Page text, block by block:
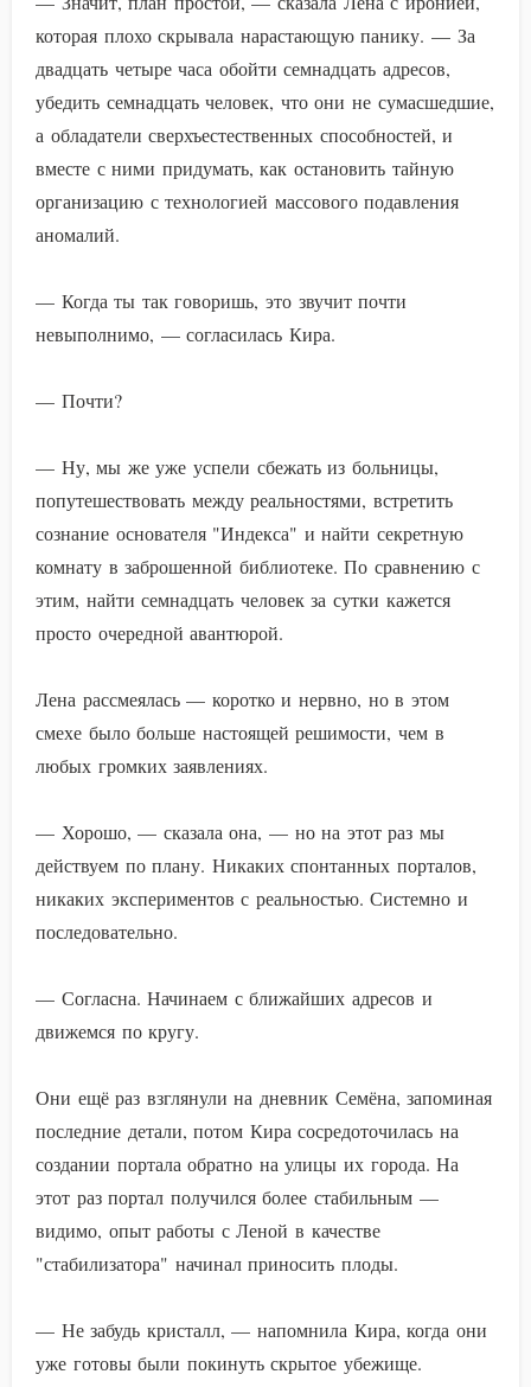
которая плохо скрывала нарастающую панику. — За
двадцать четыре часа обойти семнадцать адресов,
убедить семнадцать человек, что они не сумасшедшие,
а обладатели сверхъестественных способностей, и
вместе с ними придумать, как остановить тайную
организацию с технологией массового подавления
аномалий.
— Когда ты так говоришь, это звучит почти
невыполнимо, — согласилась Кира.
— Почти?
— Ну, мы же уже успели сбежать из больницы,
попутешествовать между реальностями, встретить
сознание основателя "Индекса" и найти секретную
комнату в заброшенной библиотеке. По сравнению с
этим, найти семнадцать человек за сутки кажется
просто очередной авантюрой.
Лена рассмеялась — коротко и нервно, но в этом
смехе было больше настоящей решимости, чем в
любых громких заявлениях.
— Хорошо, — сказала она, — но на этот раз мы
действуем по плану. Никаких спонтанных порталов,
никаких экспериментов с реальностью. Системно и
последовательно.
— Согласна. Начинаем с ближайших адресов и
движемся по кругу.
Они ещё раз взглянули на дневник Семёна, запоминая
последние детали, потом Кира сосредоточилась на
создании портала обратно на улицы их города. На
этот раз портал получился более стабильным —
видимо, опыт работы с Леной в качестве
"стабилизатора" начинал приносить плоды.
— Не забудь кристалл, — напомнила Кира, когда они
уже готовы были покинуть скрытое убежище.